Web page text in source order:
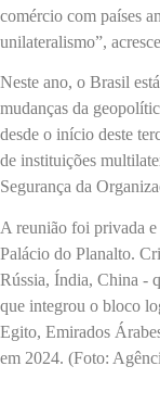
comércio com países
unilateralismo”,
Neste ano, o Brasil
mudanças da
desde o início deste
de instituições
Segurança da
A reunião foi privada
Palácio do Planalto.
Rússia, Índia, China -
que integrou o bloco
Egito, Emirados
em 2024. (Foto: